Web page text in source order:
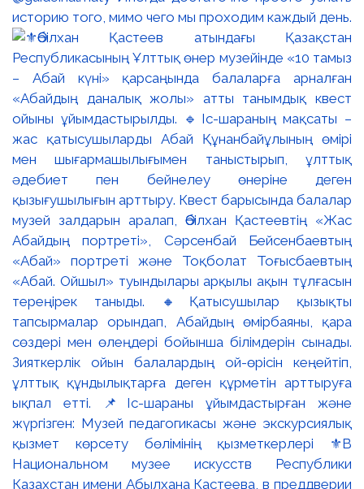
историю того, мимо чего мы проходим каждый день.